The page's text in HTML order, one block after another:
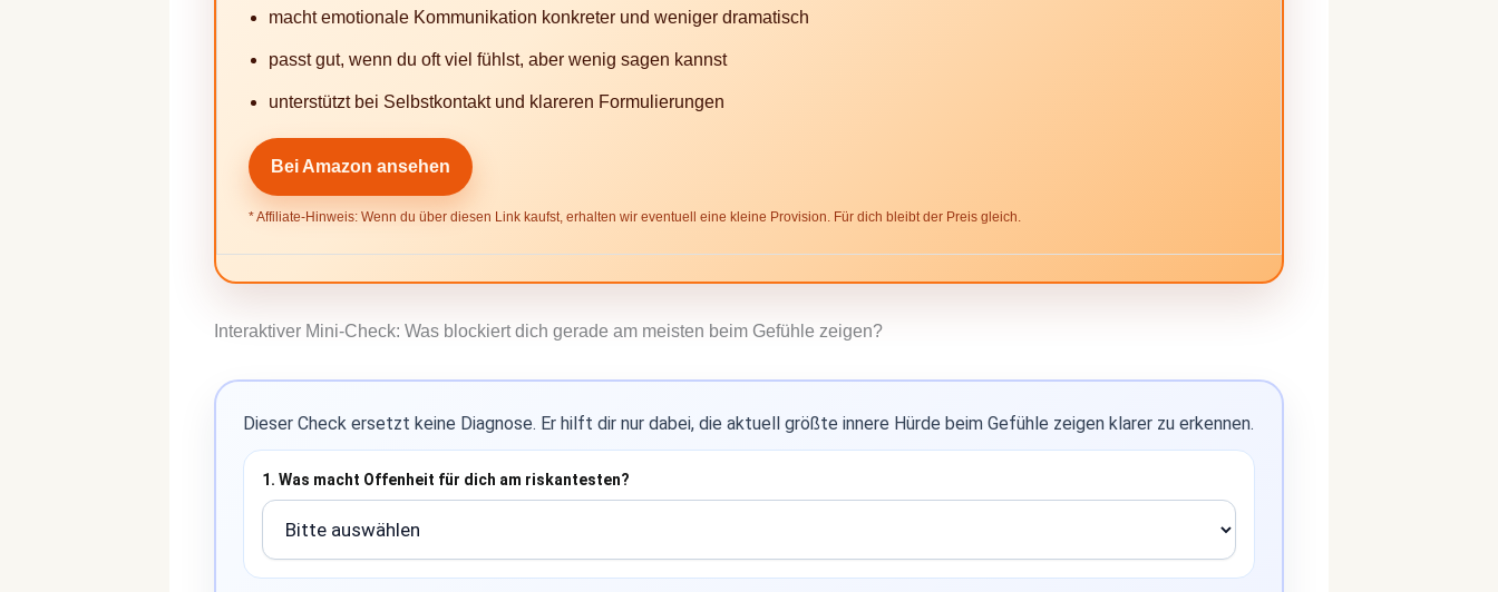
macht emotionale Kommunikation konkreter und weniger dramatisch
passt gut, wenn du oft viel fühlst, aber wenig sagen kannst
unterstützt bei Selbstkontakt und klareren Formulierungen
Bei Amazon ansehen
* Affiliate-Hinweis: Wenn du über diesen Link kaufst, erhalten wir eventuell eine kleine Provision. Für dich bleibt der Preis gleich.
Interaktiver Mini-Check: Was blockiert dich gerade am meisten beim Gefühle zeigen?
Dieser Check ersetzt keine Diagnose. Er hilft dir nur dabei, die aktuell größte innere Hürde beim Gefühle zeigen klarer zu erkennen.
1. Was macht Offenheit für dich am riskantesten?